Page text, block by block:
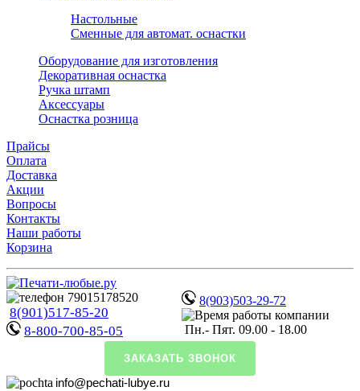
Настольные
Сменные для автомат. оснастки
Оборудование для изготовления
Декоративная оснастка
Ручка штамп
Аксессуары
Оснастка розница
Прайсы
Оплата
Доставка
Акции
Вопросы
Контакты
Наши работы
Корзина
8(901)517-85-20
8-800-700-85-05
8(903)503-29-72
Пн.- Пят. 09.00 - 18.00
ЗАКАЗАТЬ ЗВОНОК
info@pechati-lubye.ru